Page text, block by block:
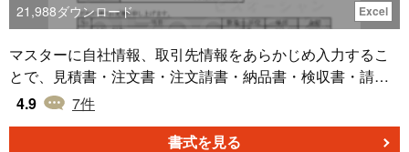
21,988ダウンロード Excel
マスターに自社情報、取引先情報をあらかじめ入力するこ
とで、見積書・注文書・注文請書・納品書・検収書・請求
書に情報を引用することができる「書類メーカー」です。
め、一連の書類作成が簡略化できます。
4.9 7件
書式を見る